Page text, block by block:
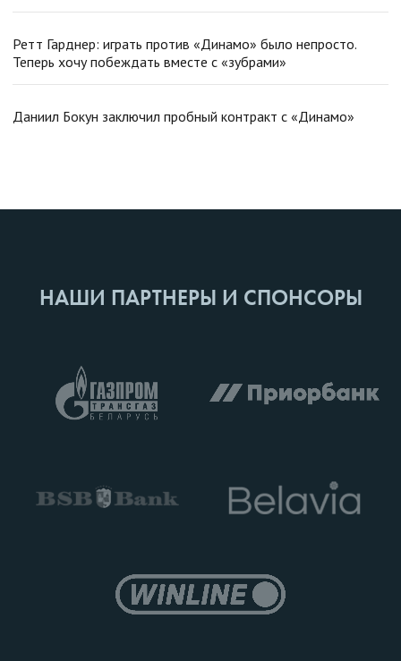
Ретт Гарднер: играть против «Динамо» было непросто.
Теперь хочу побеждать вместе с «зубрами»
Даниил Бокун заключил пробный контракт с «Динамо»
НАШИ ПАРТНЕРЫ И СПОНСОРЫ